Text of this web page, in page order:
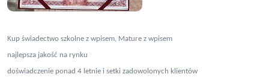
Kup świadectwo szkolne z wpisem, Mature z wpisem
najlepsza jakość na rynku
doświadczenie ponad 4 letnie i setki zadowolonych klientów